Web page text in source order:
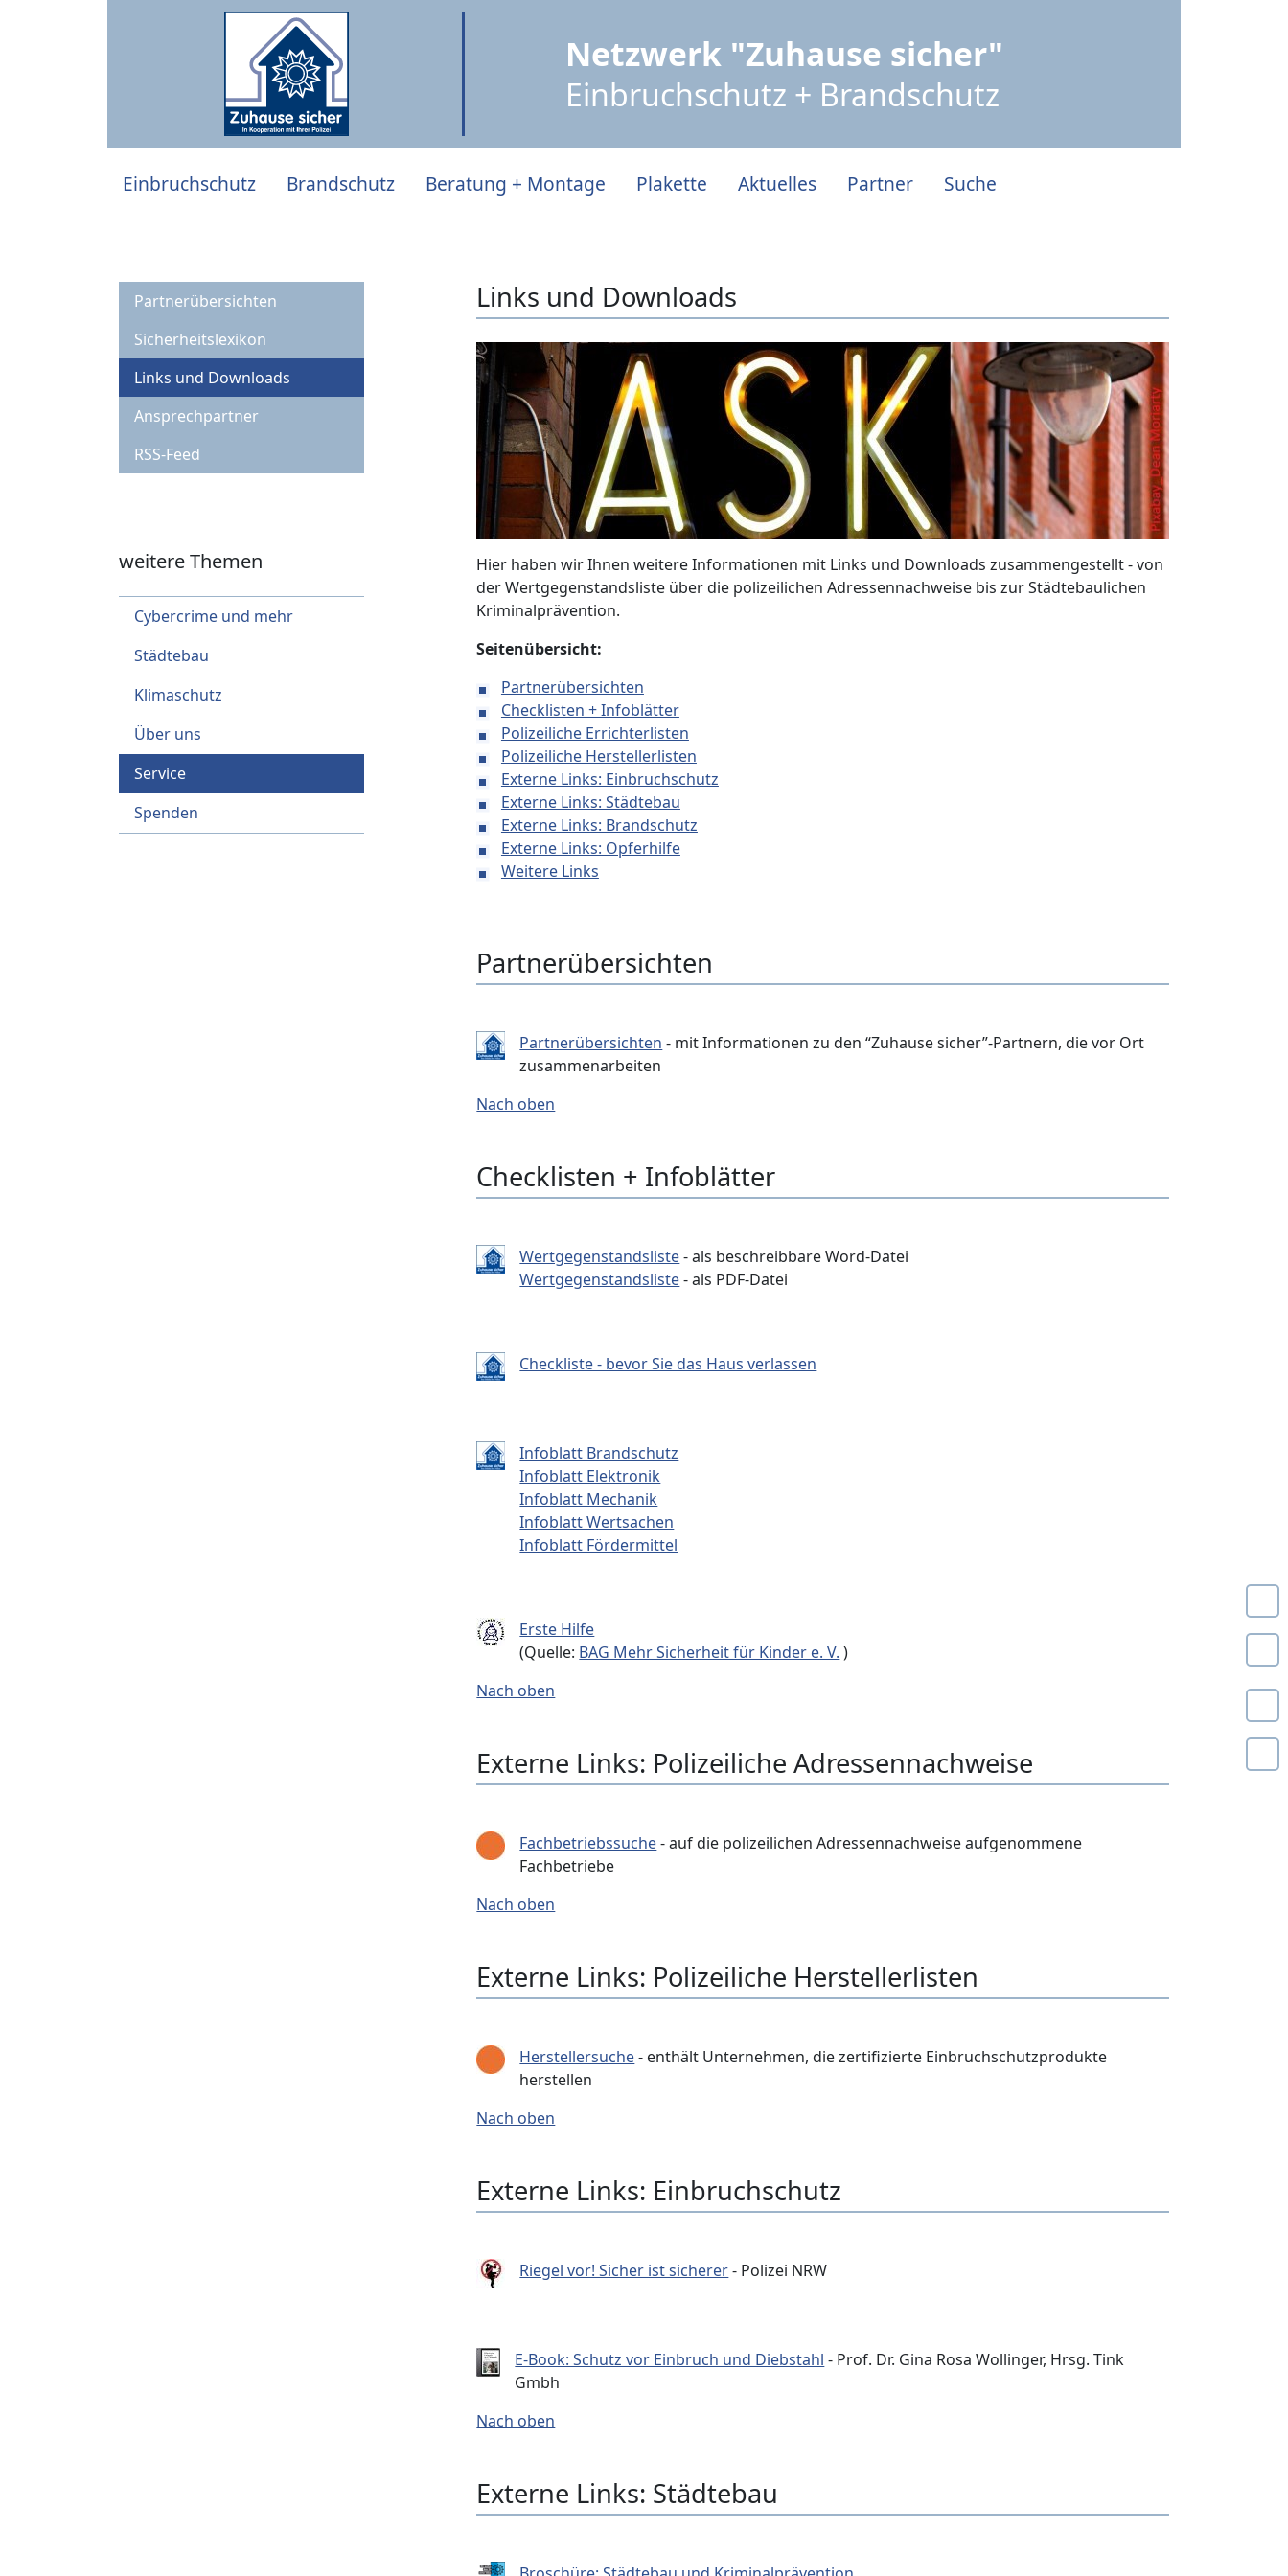
Netzwerk "Zuhause sicher"
Einbruchschutz + Brandschutz
Einbruchschutz Brandschutz Beratung + Montage Plakette Aktuelles Partner Suche
Partnerübersichten
Sicherheitslexikon
Links und Downloads
Ansprechpartner
RSS-Feed
Links und Downloads
Hier haben wir Ihnen weitere Informationen mit Links und Downloads zusammengestellt - von
der Wertgegenstandsliste über die polizeilichen Adressennachweise bis zur Städtebaulichen
Kriminalprävention.
Seitenübersicht:
Partnerübersichten
Checklisten + Infoblätter
Polizeiliche Errichterlisten
Polizeiliche Herstellerlisten
Externe Links: Einbruchschutz
Externe Links: Städtebau
Externe Links: Brandschutz
Externe Links: Opferhilfe
Weitere Links
Partnerübersichten
Partnerübersichten - mit Informationen zu den “Zuhause sicher”-Partnern, die vor Ort
zusammenarbeiten
Nach oben
Checklisten + Infoblätter
Wertgegenstandsliste- als beschreibbare Word-Datei
Wertgegenstandsliste- als PDF-Datei
Checkliste - bevor Sie das Haus verlassen
Infoblatt Brandschutz
Infoblatt Elektronik
Infoblatt Mechanik
Infoblatt Wertsachen
Infoblatt Fördermittel
Erste Hilfe
(Quelle: BAG Mehr Sicherheit für Kinder e. V. )
Nach oben
Externe Links: Polizeiliche Adressennachweise
Fachbetriebssuche- auf die polizeilichen Adressennachweise aufgenommene
Fachbetriebe
Nach oben
Externe Links: Polizeiliche Herstellerlisten
Herstellersuche- enthält Unternehmen, die zertifizierte Einbruchschutzprodukte
herstellen
Nach oben
Externe Links: Einbruchschutz
Riegel vor! Sicher ist sicherer- Polizei NRW
E-Book: Schutz vor Einbruch und Diebstahl - Prof. Dr. Gina Rosa Wollinger, Hrsg. Tink
Gmbh
Nach oben
Externe Links: Städtebau
weitere Themen
Cybercrime und mehr
Städtebau
Klimaschutz
Über uns
Service
Spenden